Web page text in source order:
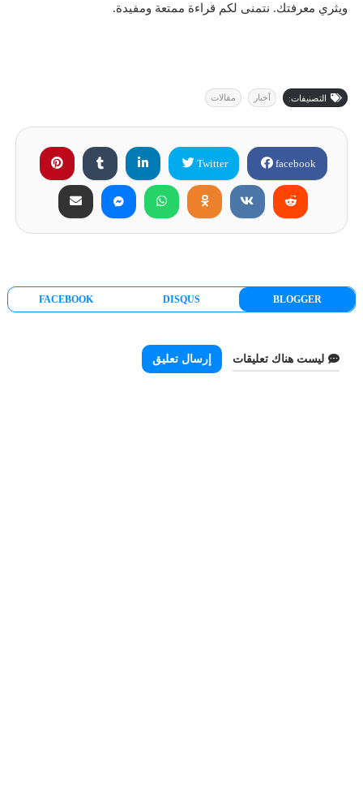
ويثري معرفتك. نتمنى لكم قراءة ممتعة ومفيدة.
التصنيفات: أخبار مقالات
facebook
Twitter
BLOGGER
DISQUS
FACEBOOK
ليست هناك تعليقات إرسال تعليق